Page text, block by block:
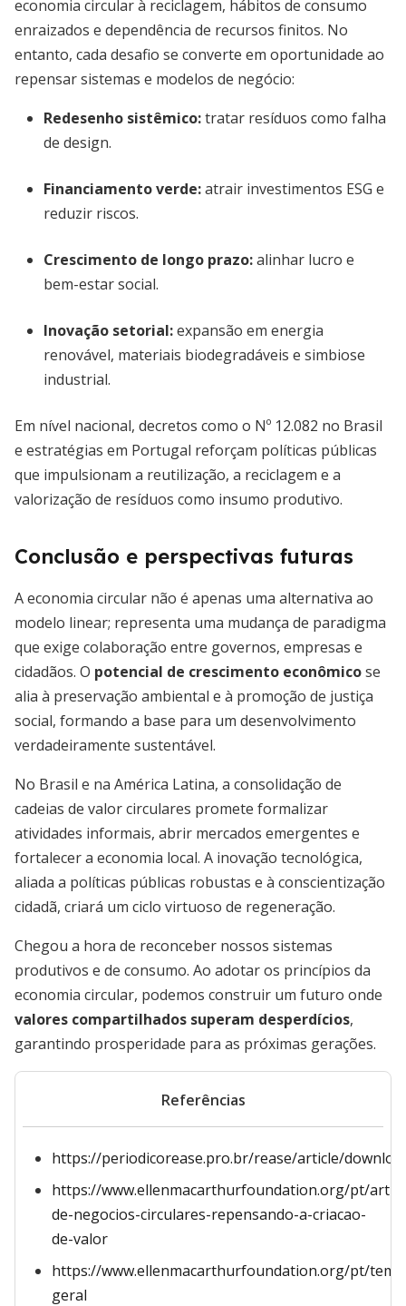
economia circular à reciclagem, hábitos de consumo
enraizados e dependência de recursos finitos. No
entanto, cada desafio se converte em oportunidade ao
repensar sistemas e modelos de negócio:
Redesenho sistêmico:tratar resíduos como falha
de design.
Financiamento verde:atrair investimentos ESG e
reduzir riscos.
Crescimento de longo prazo:alinhar lucro e
bem-estar social.
Inovação setorial:expansão em energia
renovável, materiais biodegradáveis e simbiose
industrial.
Em nível nacional, decretos como o Nº 12.082 no Brasil
e estratégias em Portugal reforçam políticas públicas
que impulsionam a reutilização, a reciclagem e a
valorização de resíduos como insumo produtivo.
Conclusão e perspectivas futuras
A economia circular não é apenas uma alternativa ao
modelo linear; representa uma mudança de paradigma
que exige colaboração entre governos, empresas e
cidadãos. O potencial de crescimento econômicose
alia à preservação ambiental e à promoção de justiça
social, formando a base para um desenvolvimento
verdadeiramente sustentável.
No Brasil e na América Latina, a consolidação de
cadeias de valor circulares promete formalizar
atividades informais, abrir mercados emergentes e
fortalecer a economia local. A inovação tecnológica,
aliada a políticas públicas robustas e à conscientização
cidadã, criará um ciclo virtuoso de regeneração.
Chegou a hora de reconceber nossos sistemas
produtivos e de consumo. Ao adotar os princípios da
economia circular, podemos construir um futuro onde
valores compartilhados superam desperdícios,
garantindo prosperidade para as próximas gerações.
Referências
https://periodicorease.pro.br/rease/article/
https://www.ellenmacarthurfoundation.org/pt/
de-negocios-circulares-repensando-a-criacao-
de-valor
https://www.ellenmacarthurfoundation.org/pt/
geral